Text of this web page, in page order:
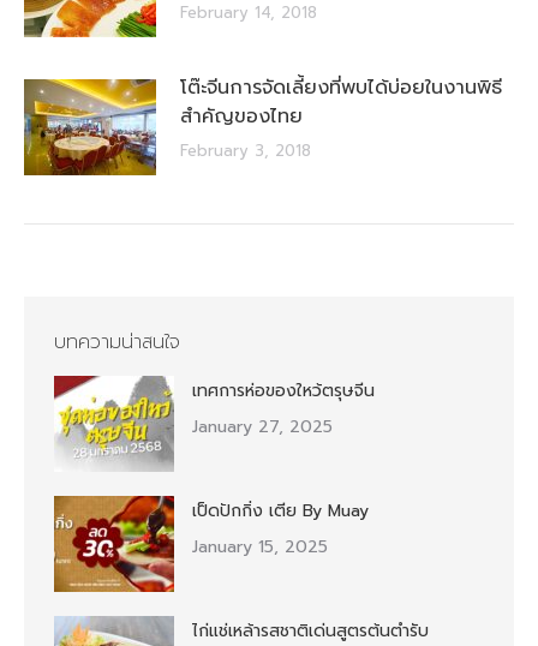
February 14, 2018
โต๊ะจีนการจัดเลี้ยงที่พบได้บ่อยในงานพิธี
สำคัญของไทย
February 3, 2018
บทความน่าสนใจ
เทศการห่อของใหว้ตรุษจีน
January 27, 2025
เป็ดปักกิ่ง เตีย By Muay
January 15, 2025
ไก่แช่เหล้ารสชาติเด่นสูตรต้นตำรับ